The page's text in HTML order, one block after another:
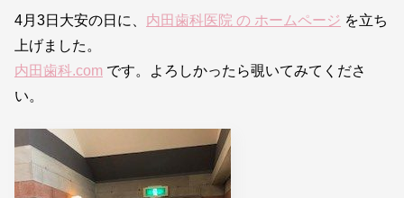
4月3日大安の日に、 内田歯科医院 の ホームページ を立ち
上げました。
内田歯科.com です。よろしかったら覗いてみてくださ
い。